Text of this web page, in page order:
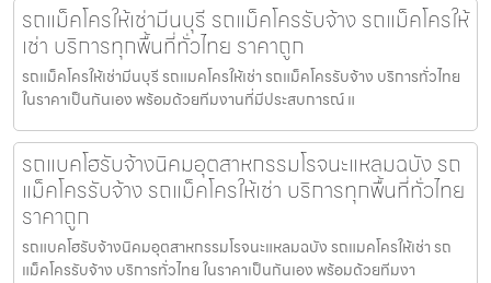
รถแม็คโครให้เช่ามีนบุรี รถแม็คโครรับจ้าง รถแม็คโครให้
เช่า บริการทุกพื้นที่ทั่วไทย ราคาถูก
รถแม็คโครให้เช่ามีนบุรี รถแมคโครให้เช่า รถแม็คโครรับจ้าง บริการทั่วไทย
ในราคาเป็นกันเอง พร้อมด้วยทีมงานที่มีประสบการณ์ แ
รถแบคโฮรับจ้างนิคมอุตสาหกรรมโรจนะแหลมฉบัง รถ
แม็คโครรับจ้าง รถแม็คโครให้เช่า บริการทุกพื้นที่ทั่วไทย
ราคาถูก
รถแบคโฮรับจ้างนิคมอุตสาหกรรมโรจนะแหลมฉบัง รถแมคโครให้เช่า รถ
แม็คโครรับจ้าง บริการทั่วไทย ในราคาเป็นกันเอง พร้อมด้วยทีมงา